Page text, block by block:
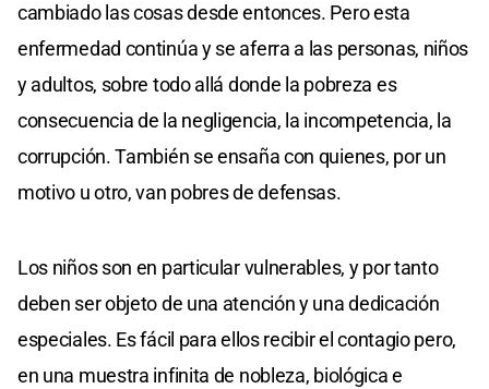
cambiado las cosas desde entonces. Pero esta
enfermedad continúa y se aferra a las personas, niños
y adultos, sobre todo allá donde la pobreza es
consecuencia de la negligencia, la incompetencia, la
corrupción. También se ensaña con quienes, por un
motivo u otro, van pobres de defensas.
Los niños son en particular vulnerables, y por tanto
deben ser objeto de una atención y una dedicación
especiales. Es fácil para ellos recibir el contagio pero,
en una muestra infinita de nobleza, biológica e